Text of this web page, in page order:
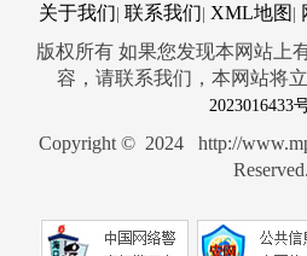
关于我们 联系我们 XML地图
版权所有 如果您发现本网站上
容，请联系我们，本网站将
2023016433
Copyright © 2024 http://
Reserved.